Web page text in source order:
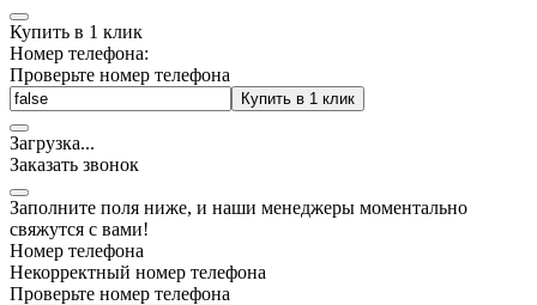
Купить в 1 клик
Номер телефона:
Проверьте номер телефона
Купить в 1 клик
Загрузка...
Заказать звонок
Заполните поля ниже, и наши менеджеры моментально
свяжутся с вами!
Номер телефона
Некорректный номер телефона
Проверьте номер телефона